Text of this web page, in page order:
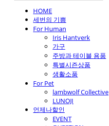
HOME
세번의 기쁨
For Human
Iris Hantverk
가구
주방과 테이블 용품
특별시즌상품
생활소품
For Pet
lambwolf Collective
LUNOJI
언제나할인
EVENT